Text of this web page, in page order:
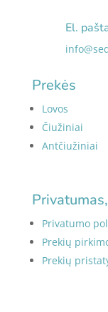
El.
Prekės
Lovos
Čiužiniai
Antčiužiniai
Privatumo
Prekių
Prekių